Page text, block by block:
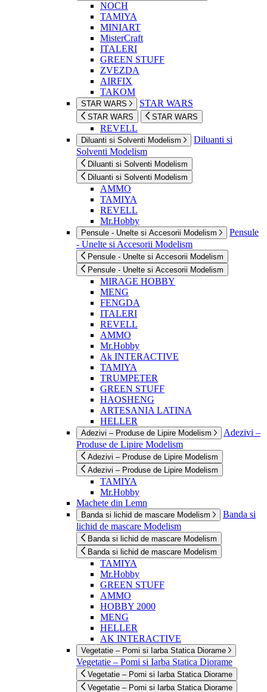
NOCH
TAMIYA
MINIART
MisterCraft
ITALERI
GREEN STUFF
ZVEZDA
AIRFIX
TAKOM
STAR WARS STAR WARS
STAR WARS STAR WARS
REVELL
Diluanti si Solventi Modelism
Diluanti si
Solventi Modelism
Diluanti si Solventi Modelism
Diluanti si Solventi Modelism
AMMO
TAMIYA
REVELL
Mr.Hobby
Pensule - Unelte si Accesorii Modelism
Pensule
- Unelte si Accesorii Modelism
Pensule - Unelte si Accesorii Modelism
Pensule - Unelte si Accesorii Modelism
MIRAGE HOBBY
MENG
FENGDA
ITALERI
REVELL
AMMO
Mr.Hobby
Ak INTERACTIVE
TAMIYA
TRUMPETER
GREEN STUFF
HAOSHENG
ARTESANIA LATINA
HELLER
Adezivi – Produse de Lipire Modelism
Adezivi –
Produse de Lipire Modelism
Adezivi – Produse de Lipire Modelism
Adezivi – Produse de Lipire Modelism
TAMIYA
Mr.Hobby
Machete din Lemn
Banda si lichid de mascare Modelism
Banda si
lichid de mascare Modelism
Banda si lichid de mascare Modelism
Banda si lichid de mascare Modelism
TAMIYA
Mr.Hobby
GREEN STUFF
AMMO
HOBBY 2000
MENG
HELLER
AK INTERACTIVE
Vegetatie – Pomi si Iarba Statica Diorame
Vegetatie – Pomi si Iarba Statica Diorame
Vegetatie – Pomi si Iarba Statica Diorame
Vegetatie – Pomi si Iarba Statica Diorame